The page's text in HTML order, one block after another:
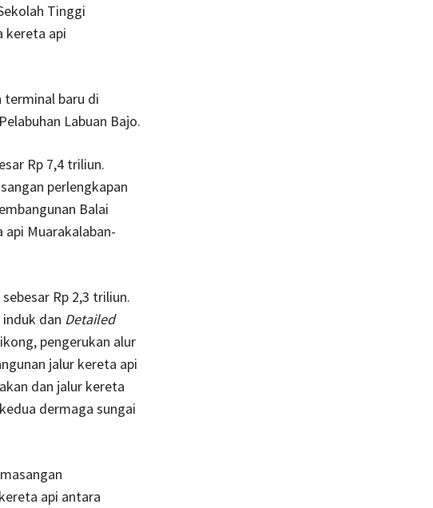
Tinggi
kereta api
terminal baru di
Labuan Bajo.
Rp 7,4 triliun.
perlengkapan
Balai
api Muarakalaban-
Rp 2,3 triliun.
dan Detailed
pengerukan alur
jalur kereta api
dan jalur kereta
dermaga sungai
api antara